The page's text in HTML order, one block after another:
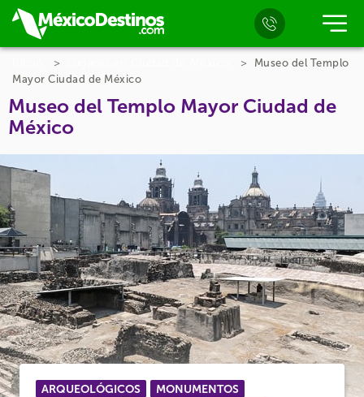
Museo del Templo
Mayor Ciudad de México
Museo del Templo Mayor Ciudad de
México
ARQUEOLÓGICOS
MONUMENTOS